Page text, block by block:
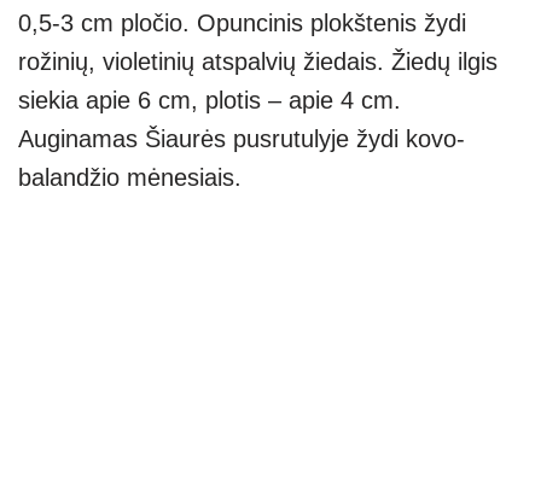
0,5-3 cm pločio. Opuncinis plokštenis žydi
rožinių, violetinių atspalvių žiedais. Žiedų ilgis
siekia apie 6 cm, plotis – apie 4 cm.
Auginamas Šiaurės pusrutulyje žydi kovo-
balandžio mėnesiais.